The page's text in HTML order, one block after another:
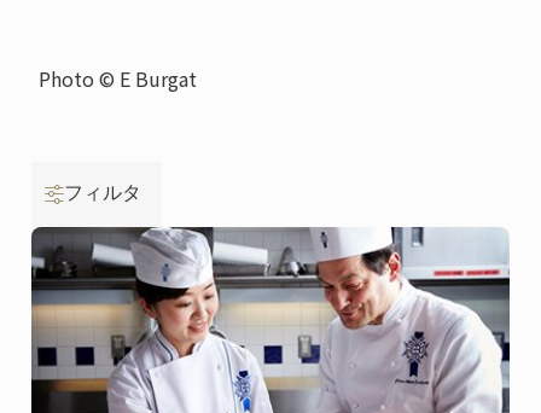
Photo © E Burgat
フィルタ